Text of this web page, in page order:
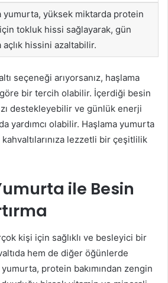
yumurta, yüksek miktarda protein
tokluk hissi sağlayarak, gün
açlık hissini azaltabilir.
seçeneği arıyorsanız, haşlama
bir tercih olabilir. İçerdiği besin
destekleyebilir ve günlük enerji
yardımcı olabilir. Haşlama yumurta
lezzetli bir çeşitlilik
ile Besin
kişi için sağlıklı ve besleyici bir
hem de diğer öğünlerde
protein bakımından zengin